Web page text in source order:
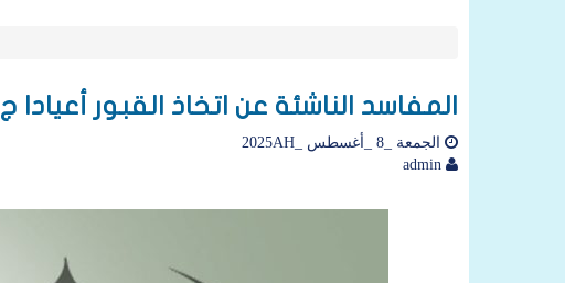
المفاسد الناشئة عن اتخاذ القبور أعيادا ج2
الجمعة _8 _أغسطس _2025AH